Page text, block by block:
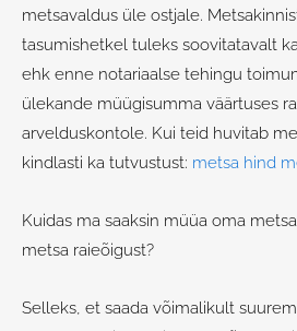
metsavaldus üle ostjale.
tasumishetkel tuleks soovitatavalt
ehk enne notariaalse tehingu
ülekande müügisumma väärtuses
arvelduskontole. Kui teid huvitab
kindlasti ka tutvustust: metsa hind
Kuidas ma saaksin müüa oma
metsa raieõigust?
Selleks, et saada võimalikult